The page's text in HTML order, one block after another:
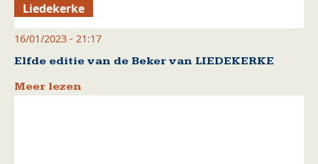
Liedekerke
16/01/2023 - 21:17
Elfde editie van de Beker van LIEDEKERKE
Meer lezen